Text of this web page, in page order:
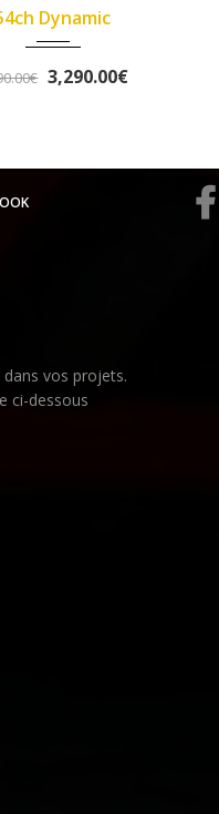
149933
115ch Exception
3,390.00€ 2,990.00€
vos projets.
ci-dessous